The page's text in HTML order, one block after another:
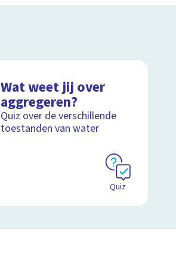
Wat weet jij over
aggregeren?
Quiz over de verschillende
toestanden van water
Quiz